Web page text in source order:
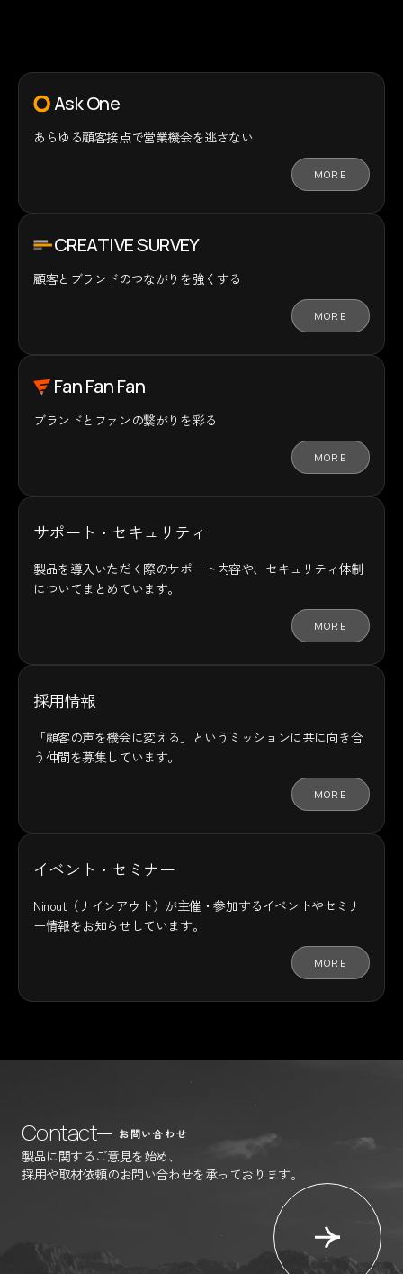
Ask One
あらゆる顧客接点で営業機会を逃さない
MORE
CREATIVE SURVEY
顧客とブランドのつながりを強くする
MORE
Fan Fan Fan
ブランドとファンの繋がりを彩る
MORE
サポート・セキュリティ
製品を導入いただく際のサポート内容や、セキュリティ体制
についてまとめています。
MORE
採用情報
「顧客の声を機会に変える」というミッションに共に向き合
う仲間を募集しています。
MORE
イベント・セミナー
Ninout（ナインアウト）が主催・参加するイベントやセミナ
ー情報をお知らせしています。
MORE
Contact お問い合わせ
製品に関するご意見を始め、
採用や取材依頼のお問い合わせを承っております。